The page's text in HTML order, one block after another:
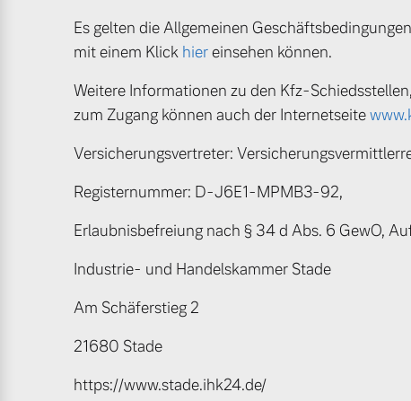
Volvo Selekt Gebrauchtwagen
Mehr erfahren
Editionsmodelle
Jetzt kennenlernen
Zubehörkatalog
Aktuelle Serviceangebote
Bitte sprechen Sie uns direkt an.
Frühjahrscheck
Es gelten die Allgemeinen
mit einem Klick hiereinsehen können.
Weitere Informationen zu den Kfz-
zum Zugang können auch der Internetseite
Versicherungsvertreter:
Registernummer: D-J6E1-MPMB3-92,
Erlaubnisbefreiung nach § 34 d Abs. 6 GewO,
Industrie- und Handelskammer Stade
Am Schäferstieg 2
21680 Stade
https://www.stade.ihk24.de/